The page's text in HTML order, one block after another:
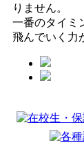
りません。
一番のタイミ
飛んでいく力